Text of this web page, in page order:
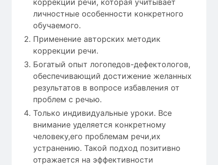
личностные особенности конкретного
обучаемого.
Применение авторских методик
коррекции речи.
Богатый опыт логопедов-дефектологов,
обеспечивающий достижение желанных
результатов в вопросе избавления от
проблем с речью.
Только индивидуальные уроки. Все
внимание уделяется конкретному
человеку,его проблемам речи,их
устранению. Такой подход позитивно
отражается на эффективности